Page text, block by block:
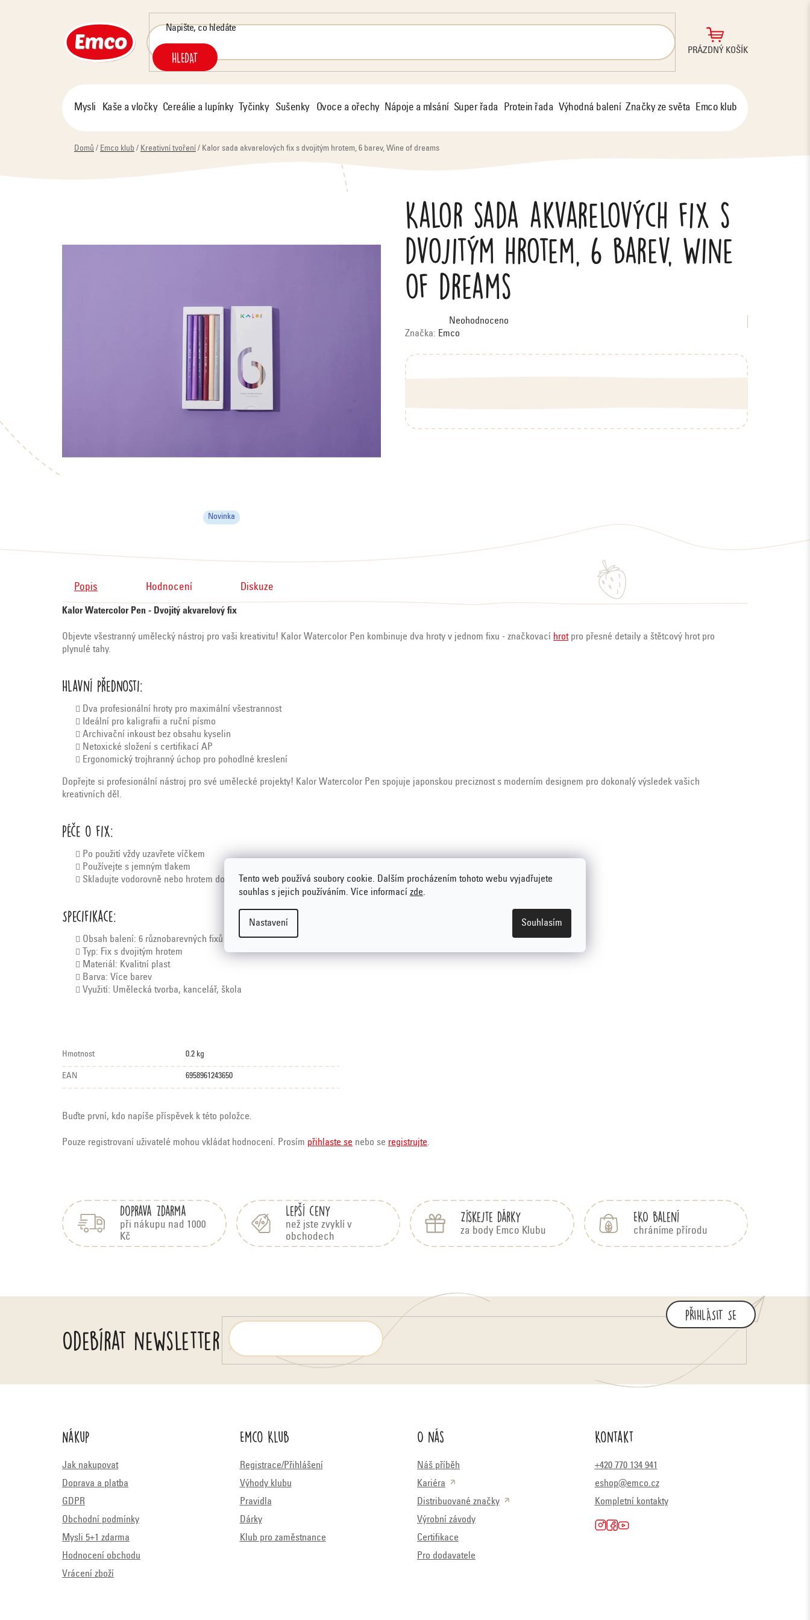
Tento web používá soubory cookie. Dalším procházením tohoto webu vyjadřujete
souhlas s jejich používáním. Více informací zde.
Nastavení Souhlasím
HLEDAT
NÁKUPNÍ
PRÁZDNÝ KOŠÍK
Mysli Kaše a vločky Cereálie a lupínky Tyčinky Sušenky Ovoce a ořechy Nápoje a mlsání Super řada Protein řada Výhodná balení Značky ze světa Emco klub
Domů / Emco klub / Kreativní tvoření / Kalor sada akvarelových fix s dvojitým hrotem, 6 barev, Wine of dreams
Kalor sada akvarelových fix s
dvojitým hrotem, 6 barev, Wine
of dreams
Průměrné
hodnocení
produktu
je
5
Neohodnoceno
Značka: Emco
Novinka
Popis Hodnocení Diskuze
Kalor Watercolor Pen - Dvojitý akvarelový fix
Objevte všestranný umělecký nástroj pro vaši kreativitu! Kalor Watercolor Pen kombinuje dva hroty v jednom fixu - značkovací hrot pro přesné detaily a štětcový hrot pro
plynulé tahy.
Hlavní přednosti:
Dva profesionální hroty pro maximální všestrannost
Ideální pro kaligrafii a ruční písmo
Archivační inkoust bez obsahu kyselin
Netoxické složení s certifikací AP
Ergonomický trojhranný úchop pro pohodlné kreslení
Dopřejte si profesionální nástroj pro své umělecké projekty! Kalor Watercolor Pen spojuje japonskou preciznost s moderním designem pro dokonalý výsledek vašich
kreativních děl.
Péče o fix:
Po použití vždy uzavřete víčkem
Používejte s jemným tlakem
Skladujte vodorovně nebo hrotem dolů
Specifikace:
Obsah balení: 6 různobarevných fixů
Typ: Fix s dvojitým hrotem
Materiál: Kvalitní plast
Barva: Více barev
Využití: Umělecká tvorba, kancelář, škola
Hmotnost 0.2 kg
EAN 6958961243650
Buďte první, kdo napíše příspěvek k této položce.
Pouze registrovaní uživatelé mohou vkládat hodnocení. Prosím přihlaste se nebo se registrujte.
Doprava zdarma
při nákupu nad 1000
Kč
Lepší ceny
než jste zvyklí v
obchodech
Získejte dárky
za body Emco Klubu
EKO balení
chráníme přírodu
Odebírat newsletter
PŘIHLÁSIT SE
Nákup
Jak nakupovat
Doprava a platba
GDPR
Obchodní podmínky
Mysli 5+1 zdarma
Hodnocení obchodu
Vrácení zboží
Emco Klub
Registrace/Přihlášení
Výhody klubu
Pravidla
Dárky
Klub pro zaměstnance
O nás
Náš příběh
Kariéra
Distribuované značky
Výrobní závody
Certifikace
Pro dodavatele
Kontakt
+420 770 134 941
eshop@emco.cz
Kompletní kontakty